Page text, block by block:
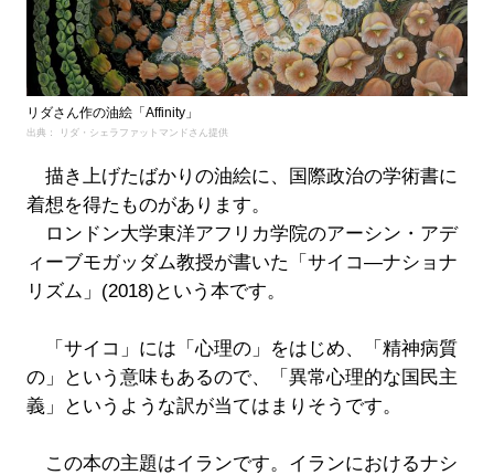
リダさん作の油絵「Affinity」
出典： リダ・シェラファットマンドさん提供
描き上げたばかりの油絵に、国際政治の学術書に
着想を得たものがあります。
ロンドン大学東洋アフリカ学院のアーシン・アデ
ィーブモガッダム教授が書いた「サイコ―ナショナ
リズム」(2018)という本です。
「サイコ」には「心理の」をはじめ、「精神病質
の」という意味もあるので、「異常心理的な国民主
義」というような訳が当てはまりそうです。
この本の主題はイランです。イランにおけるナシ